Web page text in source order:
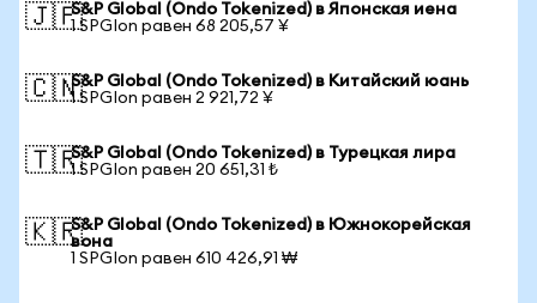
🇯🇵S&P Global (Ondo Tokenized) в Японская иена
1 SPGIon равен 68 205,57 ¥
🇨🇳S&P Global (Ondo Tokenized) в Китайский юань
1 SPGIon равен 2 921,72 ¥
🇹🇷S&P Global (Ondo Tokenized) в Турецкая лира
1 SPGIon равен 20 651,31 ₺
🇰🇷S&P Global (Ondo Tokenized) в Южнокорейская
вона
1 SPGIon равен 610 426,91 ₩